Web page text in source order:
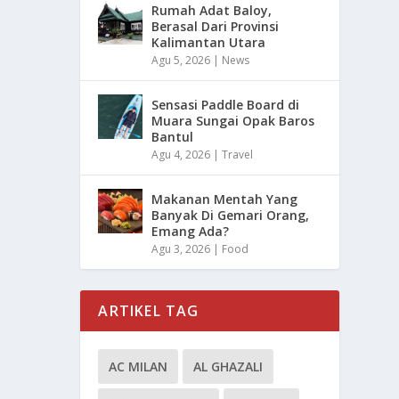
Rumah Adat Baloy,
Berasal Dari Provinsi
Kalimantan Utara
Agu 5, 2026 | News
Sensasi Paddle Board di
Muara Sungai Opak Baros
Bantul
Agu 4, 2026 |Travel
Makanan Mentah Yang
Banyak Di Gemari Orang,
Emang Ada?
Agu 3, 2026 | Food
ARTIKEL TAG
AC MILAN AL GHAZALI